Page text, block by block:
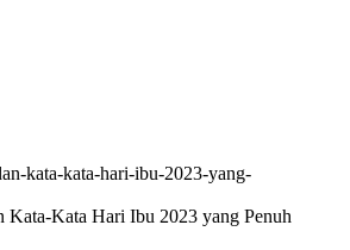
Kata-Kata Hari Ibu 2023 yang Penuh